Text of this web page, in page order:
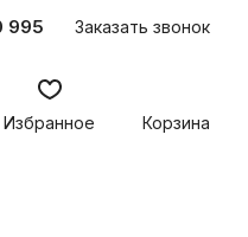
995 Заказать звонок
Избранное Корзина